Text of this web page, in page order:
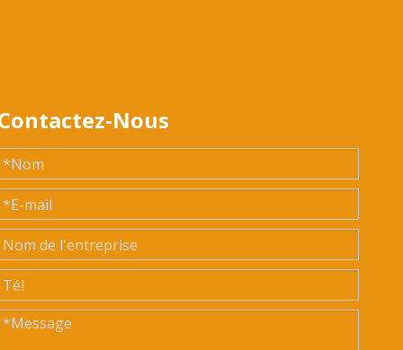
Nous